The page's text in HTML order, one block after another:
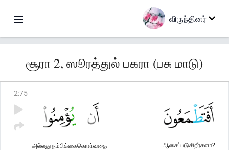
விருந்தினர்
சூரா 2, ஸூரத்துல் பகரா (பசு மாடு)
2:75
ஆசைப்படுகிறீர்களா?
அல்லது நம்பிக்கைகொள்வதை